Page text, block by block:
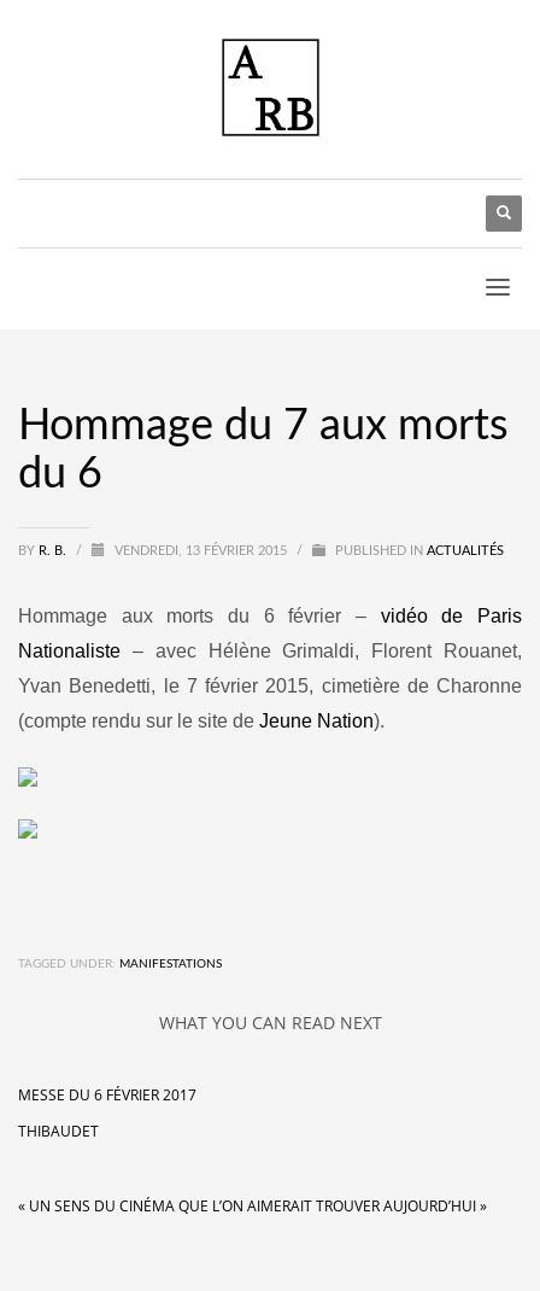
Hommage du 7 aux morts
du 6
BY R. B. / VENDREDI, 13 FÉVRIER 2015 / PUBLISHED IN ACTUALITÉS
Hommage aux morts du 6 février – vidéo de Paris
Nationaliste – avec Hélène Grimaldi, Florent Rouanet,
Yvan Benedetti, le 7 février 2015, cimetière de Charonne
(compte rendu sur le site de Jeune Nation).
TAGGED UNDER: MANIFESTATIONS
WHAT YOU CAN READ NEXT
MESSE DU 6 FÉVRIER 2017
THIBAUDET
« UN SENS DU CINÉMA QUE L’ON AIMERAIT TROUVER AUJOURD’HUI »